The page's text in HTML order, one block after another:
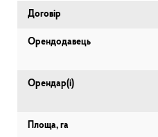
Договір
Орендодавець
Орендар(і)
Площа, га